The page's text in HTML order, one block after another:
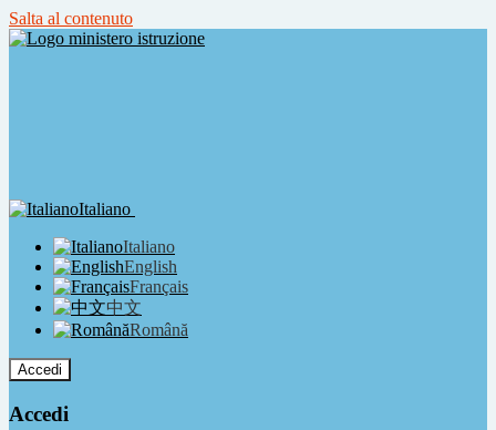
Salta al contenuto
Italiano
Italiano
English
Français
中文
Română
Accedi
Accedi